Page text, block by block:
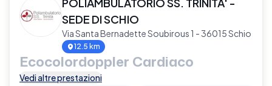
SEDE DI SCHIO
Via Santa Bernadette Soubirous 1 - 36015 Schio
12.5 km
Ecocolordoppler Cardiaco
Vedi altre prestazioni